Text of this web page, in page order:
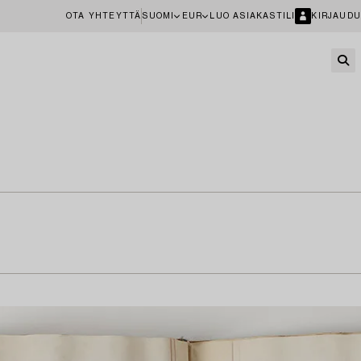
OTA YHTEYTTÄ SUOMI EUR LUO ASIAKASTILI KIRJAUDU